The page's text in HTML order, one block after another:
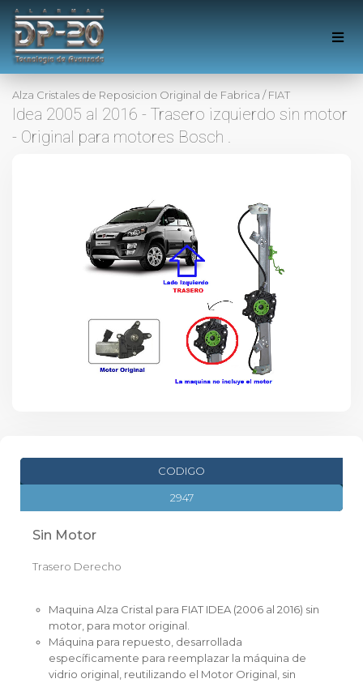
Alza Cristales de Reposicion Original de Fabrica /FIAT
Idea 2005 al 2016 - Trasero izquierdo sin motor
- Original para motores Bosch .
CODIGO
2947
Sin Motor
Trasero Derecho
Maquina Alza Cristal para FIAT IDEA (2006 al 2016) sin
motor, para motor original.
Máquina para repuesto, desarrollada
específicamente para reemplazar la máquina de
vidrio original, reutilizando el Motor Original, sin